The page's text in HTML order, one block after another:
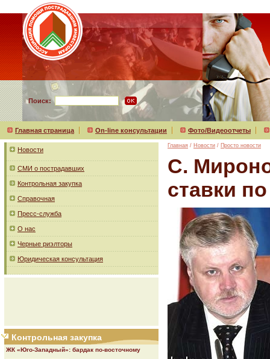
Поиск:
Главная страница On-line консультации Фото/Видеоотчеты
Новости
СМИ о пострадавших
Контрольная закупка
Справочная
Пресс-служба
О нас
Черные риэлторы
Юридическая консультация
Контрольная закупка
ЖК «Юго-Западный»: бардак по-восточному
Главная / Новости / Просто новости
С.
ставки